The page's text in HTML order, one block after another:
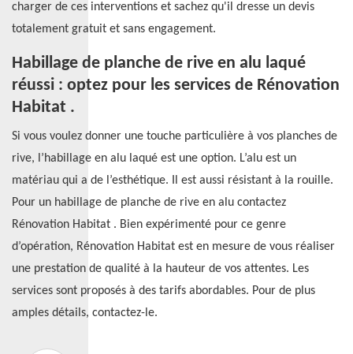
charger de ces interventions et sachez qu'il dresse un devis
totalement gratuit et sans engagement.
Habillage de planche de rive en alu laqué
réussi : optez pour les services de Rénovation
Habitat .
Si vous voulez donner une touche particulière à vos planches de
rive, l’habillage en alu laqué est une option. L’alu est un
matériau qui a de l’esthétique. Il est aussi résistant à la rouille.
Pour un habillage de planche de rive en alu contactez
Rénovation Habitat . Bien expérimenté pour ce genre
d’opération, Rénovation Habitat est en mesure de vous réaliser
une prestation de qualité à la hauteur de vos attentes. Les
services sont proposés à des tarifs abordables. Pour de plus
amples détails, contactez-le.